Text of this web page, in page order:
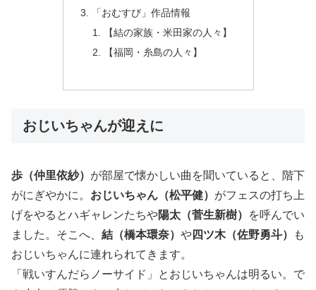
「おむすび」作品情報
【結の家族・米田家の人々】
【福岡・糸島の人々】
おじいちゃんが迎えに
歩（仲里依紗） が部屋で懐かしい曲を聞いていると、階下
がにぎやかに。 おじいちゃん（松平健） がフェスの打ち上
げをやるとハギャレンたちや陽太（菅生新樹）
を呼んでい
ました。そこへ、 結（橋本環奈） や四ツ木（佐野勇斗）
も
おじいちゃんに連れられてきます。
「戦いすんだらノーサイド」とおじいちゃんは明るい。で